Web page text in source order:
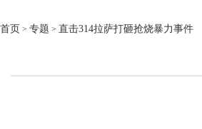
首页 > 专题 > 直击314拉萨打砸抢烧暴力事件